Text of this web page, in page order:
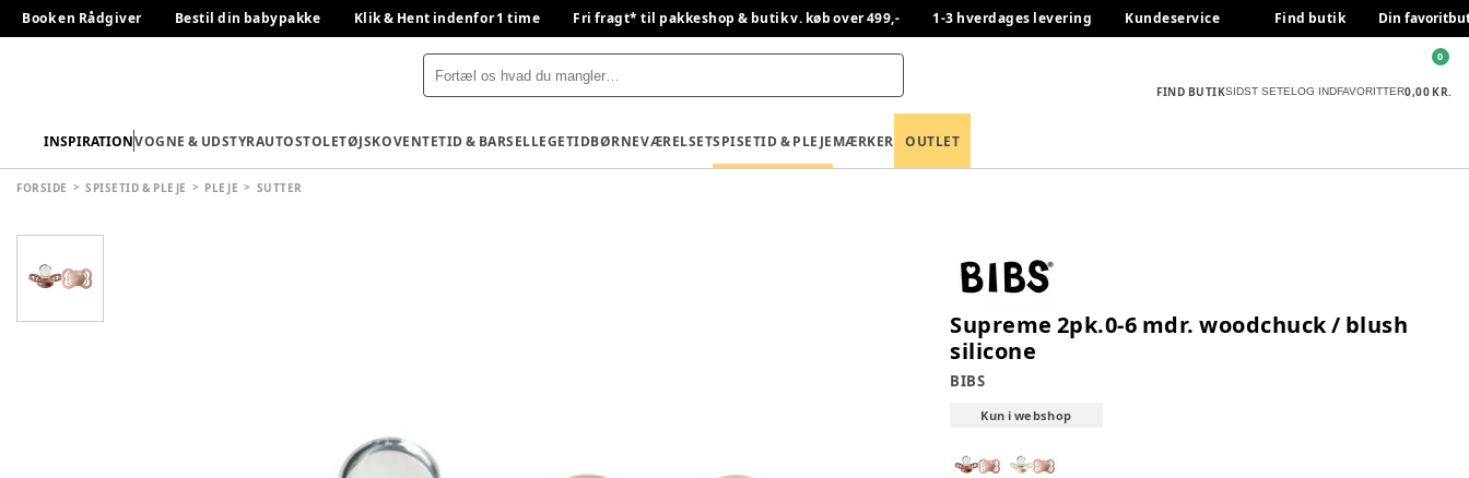
Book en Rådgiver Bestil din babypakke Klik & Hent indenfor 1 time Fri fragt* til pakkeshop & butik v. køb over 499,- 1-3 hverdages levering Kundeservice Find butik Din
FIND BUTIKSIDST SETELOG INDFAVORITTER0,00 KR.
0
INSPIRATIONVOGNE & UDSTYRAUTOSTOLETØJSKOVENTETID & BARSELLEGETIDBØRNEVÆRELSETSPISETID & PLEJEMÆRKER OUTLET
FORSIDE SPISETID & PLEJE PLEJE SUTTER
Supreme 2pk.0-6 mdr. woodchuck / blush
silicone
BIBS
Kun i webshop